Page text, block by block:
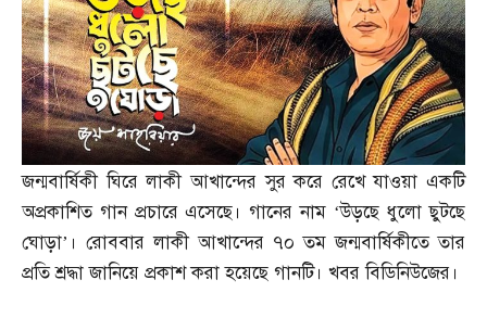
জন্মবার্ষিকী ঘিরে লাকী আখান্দের সুর করে রেখে যাওয়া একটি
অপ্রকাশিত গান প্রচারে এসেছে। গানের নাম ‘উড়ছে ধুলো ছুটছে
ঘোড়া’। রোববার লাকী আখান্দের ৭০ তম জন্মবার্ষিকীতে তার
প্রতি শ্রদ্ধা জানিয়ে প্রকাশ করা হয়েছে গানটি। খবর বিডিনিউজের।